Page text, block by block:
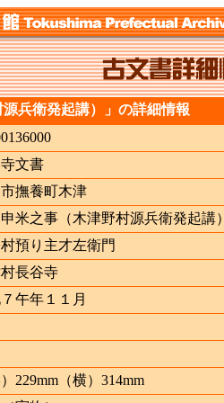
源兵衛発起講）」の詳細情報
文書
撫養町木津
米之事（木津野村源兵衛発起講）
預り主才左衛門
長谷寺
午年１１月
）229mm（横）314mm